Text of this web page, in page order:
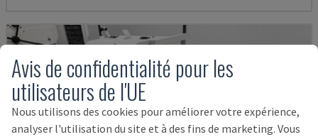
Avis de confidentialité pour les
utilisateurs de l'UE
Nous utilisons des cookies pour améliorer votre expérience,
analyser l'utilisation du site et à des fins de marketing. Vous